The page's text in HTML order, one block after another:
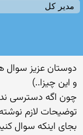
مدیر کل
دوستان عزیز سوال
و این چیزا..)
چون اگه دسترسی
توضیحات لازم
بجای اینكه سوال